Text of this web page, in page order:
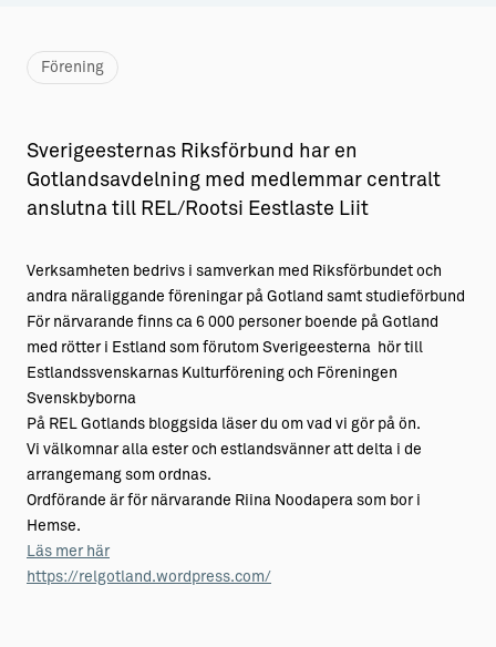
Sustainable Plejs
Hansestaden världsarv
Gotlands kulturarv
Medeltidsveckan
Visby Centrum
Allt om bostad
→ Köpa bostad
→ Bygga hus
→ Fritidsliv
→ Föreningsliv
→ Idrottsliv
→ Tonårsliv
Barn & Familj
Förening
Sverigeesternas Riksförbund har en
Gotlandsavdelning med medlemmar centralt
anslutna till REL/Rootsi Eestlaste Liit
Verksamheten bedrivs i samverkan med Riksförbundet och
andra näraliggande föreningar på Gotland samt studieförbund
För närvarande finns ca 6 000 personer boende på Gotland
med rötter i Estland som förutom Sverigeesterna hör till
Estlandssvenskarnas Kulturförening och Föreningen
Svenskbyborna
På REL Gotlands bloggsida läser du om vad vi gör på ön.
Vi välkomnar alla ester och estlandsvänner att delta i de
arrangemang som ordnas.
Ordförande är för närvarande Riina Noodapera som bor i
Hemse.
Läs mer här
https://relgotland.wordpress.com/